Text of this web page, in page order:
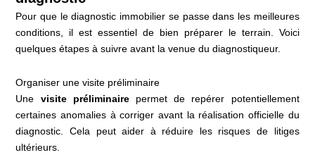
Pour que le diagnostic immobilier se passe dans les meilleures
conditions, il est essentiel de bien préparer le terrain. Voici
quelques étapes à suivre avant la venue du diagnostiqueur.
Organiser une visite préliminaire
Une visite préliminairepermet de repérer potentiellement
certaines anomalies à corriger avant la réalisation officielle du
diagnostic. Cela peut aider à réduire les risques de litiges
ultérieurs.